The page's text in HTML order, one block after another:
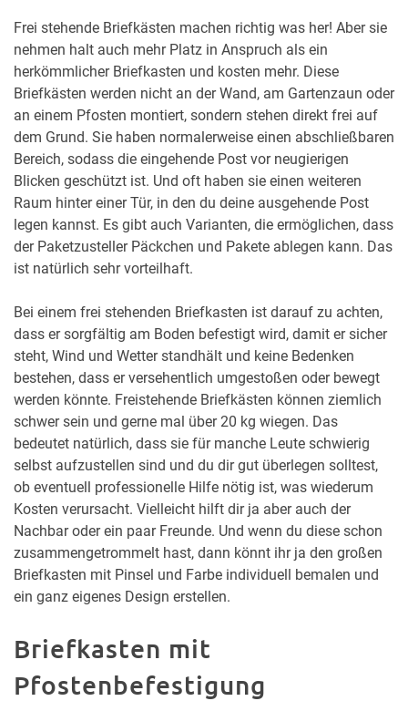
Frei stehende Briefkästen machen richtig was her! Aber sie
nehmen halt auch mehr Platz in Anspruch als ein
herkömmlicher Briefkasten und kosten mehr. Diese
Briefkästen werden nicht an der Wand, am Gartenzaun oder
an einem Pfosten montiert, sondern stehen direkt frei auf
dem Grund. Sie haben normalerweise einen abschließbaren
Bereich, sodass die eingehende Post vor neugierigen
Blicken geschützt ist. Und oft haben sie einen weiteren
Raum hinter einer Tür, in den du deine ausgehende Post
legen kannst. Es gibt auch Varianten, die ermöglichen, dass
der Paketzusteller Päckchen und Pakete ablegen kann. Das
ist natürlich sehr vorteilhaft.
Bei einem frei stehenden Briefkasten ist darauf zu achten,
dass er sorgfältig am Boden befestigt wird, damit er sicher
steht, Wind und Wetter standhält und keine Bedenken
bestehen, dass er versehentlich umgestoßen oder bewegt
werden könnte. Freistehende Briefkästen können ziemlich
schwer sein und gerne mal über 20 kg wiegen. Das
bedeutet natürlich, dass sie für manche Leute schwierig
selbst aufzustellen sind und du dir gut überlegen solltest,
ob eventuell professionelle Hilfe nötig ist, was wiederum
Kosten verursacht. Vielleicht hilft dir ja aber auch der
Nachbar oder ein paar Freunde. Und wenn du diese schon
zusammengetrommelt hast, dann könnt ihr ja den großen
Briefkasten mit Pinsel und Farbe individuell bemalen und
ein ganz eigenes Design erstellen.
Briefkasten mit
Pfostenbefestigung